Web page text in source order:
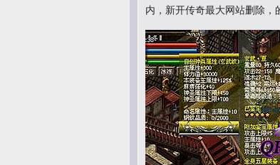
内，新开传奇最大网站删除，